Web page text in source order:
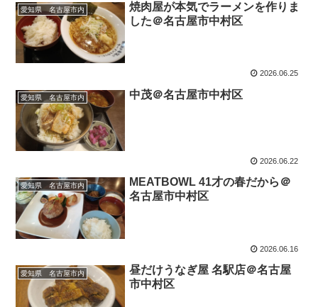
愛知県 名古屋市内
焼肉屋が本気でラーメンを作りま
した＠名古屋市中村区
2026.06.25
愛知県 名古屋市内 中茂＠名古屋市中村区
2026.06.22
愛知県 名古屋市内
MEATBOWL 41才の春だから＠
名古屋市中村区
2026.06.16
愛知県 名古屋市内
昼だけうなぎ屋 名駅店＠名古屋
市中村区